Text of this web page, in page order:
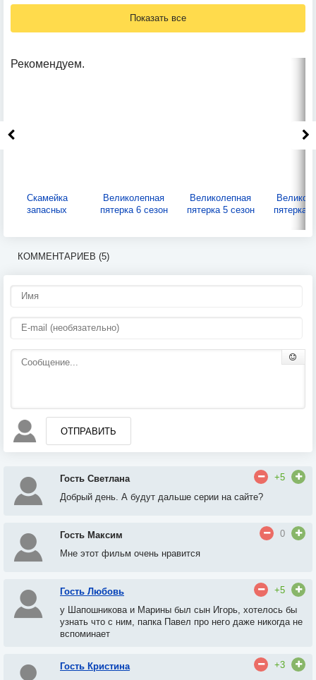
Показать все
Рекомендуем.
Скамейка
запасных
Великолепная
пятерка 6 сезон
Великолепная
пятерка 5 сезон
пятерка
КОММЕНТАРИЕВ (5)
ОТПРАВИТЬ
Гость Светлана
+5
Добрый день. А будут дальше серии на сайте?
Гость Максим
0
Мне этот фильм очень нравится
Гость Любовь
+5
у Шапошникова и Марины был сын Игорь, хотелось бы
узнать что с ним, папка Павел про него даже никогда не
вспоминает
Гость Кристина
+3